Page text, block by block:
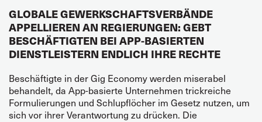
GLOBALE GEWERKSCHAFTSVERBÄNDE
APPELLIEREN AN REGIERUNGEN: GEBT
BESCHÄFTIGTEN BEI APP-BASIERTEN
DIENSTLEISTERN ENDLICH IHRE RECHTE
Beschäftigte in der Gig Economy werden miserabel
behandelt, da App-basierte Unternehmen trickreiche
Formulierungen und Schlupflöcher im Gesetz nutzen, um
sich vor ihrer Verantwortung zu drücken. Die